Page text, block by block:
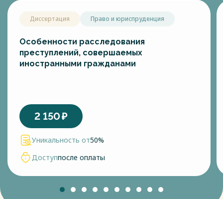
Диссертация Право и юриспруденция
Особенности расследования
преступлений, совершаемых
иностранными гражданами
2 150₽
Уникальность от50%
Доступпосле оплаты